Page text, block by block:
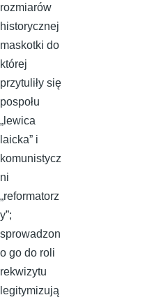
rozmiarów
historycznej
maskotki do
której
przytuliły się
pospołu
„lewica
laicka” i
komunistycz
ni
„reformatorz
y”;
sprowadzon
o go do roli
rekwizytu
legitymizują